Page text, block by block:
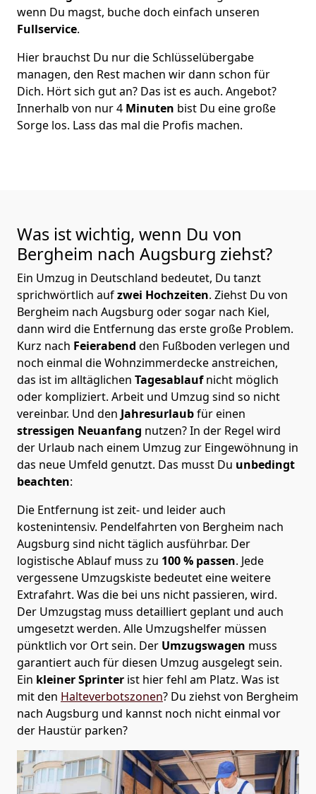
wenn Du magst, buche doch einfach unseren
Fullservice.
Hier brauchst Du nur die Schlüsselübergabe
managen, den Rest machen wir dann schon für
Dich. Hört sich gut an? Das ist es auch. Angebot?
Innerhalb von nur 4 Minuten bist Du eine große
Sorge los. Lass das mal die Profis machen.
Was ist wichtig, wenn Du von
Bergheim nach Augsburg ziehst?
Ein Umzug in Deutschland bedeutet, Du tanzt
sprichwörtlich aufzwei Hochzeiten. Ziehst Du von
Bergheim nach Augsburg oder sogar nach Kiel,
dann wird die Entfernung das erste große Problem.
Kurz nach Feierabend den Fußboden verlegen und
noch einmal die Wohnzimmerdecke anstreichen,
das ist im alltäglichen Tagesablaufnicht möglich
oder kompliziert. Arbeit und Umzug sind so nicht
vereinbar. Und den Jahresurlaubfür einen
stressigen Neuanfang nutzen? In der Regel wird
der Urlaub nach einem Umzug zur Eingewöhnung in
das neue Umfeld genutzt. Das musst Du unbedingt
beachten:
Die Entfernung ist zeit- und leider auch
kostenintensiv. Pendelfahrten von Bergheim nach
Augsburg sind nicht täglich ausführbar. Der
logistische Ablauf muss zu 100 % passen. Jede
vergessene Umzugskiste bedeutet eine weitere
Extrafahrt. Was die bei uns nicht passieren, wird.
Der Umzugstag muss detailliert geplant und auch
umgesetzt werden. Alle Umzugshelfer müssen
pünktlich vor Ort sein. Der Umzugswagen muss
garantiert auch für diesen Umzug ausgelegt sein.
Ein kleiner Sprinter ist hier fehl am Platz. Was ist
mit den Halteverbotszonen? Du ziehst von Bergheim
nach Augsburg und kannst noch nicht einmal vor
der Haustür parken?